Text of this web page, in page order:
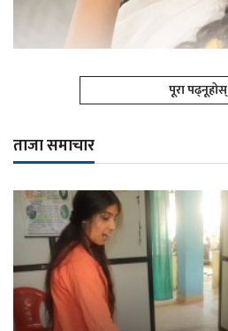
पूरा पढ्नूहोस्
ताजा समाचार